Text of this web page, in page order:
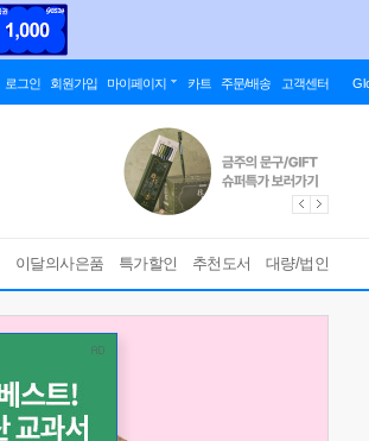
로그인 회원가입 마이페이지 카트 주문/배송 고객센터
이달의사은품 특가할인 추천도서 대량/법인